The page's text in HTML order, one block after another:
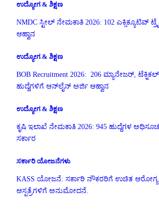
ಉದ್ಯೋಗ & ಶಿಕ್ಷಣ
NMDC ಸ್ಟೀಲ್ ನೇಮಕಾತಿ 2026: 102 ಎಕ್ಸಿಕ್ಯೂಟಿವ್
ಆಹ್ವಾನ
ಉದ್ಯೋಗ & ಶಿಕ್ಷಣ
BOB Recruitment 2026: 206 ಮ್ಯಾನೇಜರ್,
ಹುದ್ದೆಗಳಿಗೆ ಆನ್‌ಲೈನ್ ಅರ್ಜಿ ಆಹ್ವಾನ
ಉದ್ಯೋಗ & ಶಿಕ್ಷಣ
ಕೃಷಿ ಇಲಾಖೆ ನೇಮಕಾತಿ 2026: 945 ಹುದ್ದೆಗಳ
ಸರ್ಕಾರ
ಸರ್ಕಾರಿ ಯೋಜನೆಗಳು
KASS ಯೋಜನೆ: ಸರ್ಕಾರಿ ನೌಕರರಿಗೆ ಉಚಿತ ಆರೋಗ್ಯ
ಆಸ್ಪತ್ರೆಗಳಿಗೆ ಅನುಮೋದನೆ.